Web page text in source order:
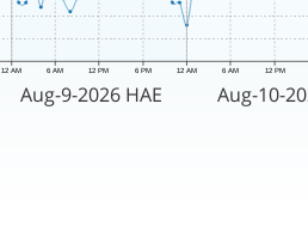
12 AM 6 AM 12 PM 6 PM 12 AM 6 AM 12 PM
Aug-9-2026 HAE Aug-10-